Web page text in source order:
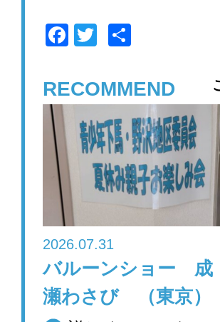
F
c
e
b
o
k
tt
er
RECOMMEND
2026.07.31
バルーンショー 成
瀬わさび （東京）